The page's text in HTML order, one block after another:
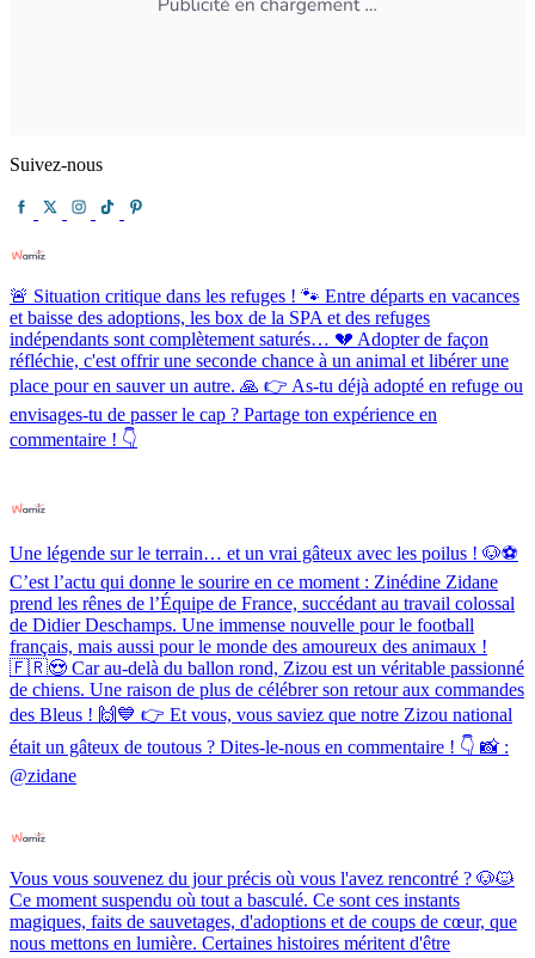
Suivez-nous
🚨 Situation critique dans les refuges ! 🐾 Entre départs en vacances
et baisse des adoptions, les box de la SPA et des refuges
indépendants sont complètement saturés… 💔 Adopter de façon
réfléchie, c'est offrir une seconde chance à un animal et libérer une
place pour en sauver un autre. 🙏 👉 As-tu déjà adopté en refuge ou
envisages-tu de passer le cap ? Partage ton expérience en
commentaire ! 👇
Une légende sur le terrain… et un vrai gâteux avec les poilus ! 🐶⚽️
C’est l’actu qui donne le sourire en ce moment : Zinédine Zidane
prend les rênes de l’Équipe de France, succédant au travail colossal
de Didier Deschamps. Une immense nouvelle pour le football
français, mais aussi pour le monde des amoureux des animaux !
🇫🇷😍 Car au-delà du ballon rond, Zizou est un véritable passionné
de chiens. Une raison de plus de célébrer son retour aux commandes
des Bleus ! 🙌💙 👉 Et vous, vous saviez que notre Zizou national
était un gâteux de toutous ? Dites-le-nous en commentaire ! 👇 📸 :
@zidane
Vous vous souvenez du jour précis où vous l'avez rencontré ? 🐶🐱
Ce moment suspendu où tout a basculé. Ce sont ces instants
magiques, faits de sauvetages, d'adoptions et de coups de cœur, que
nous mettons en lumière. Certaines histoires méritent d'être